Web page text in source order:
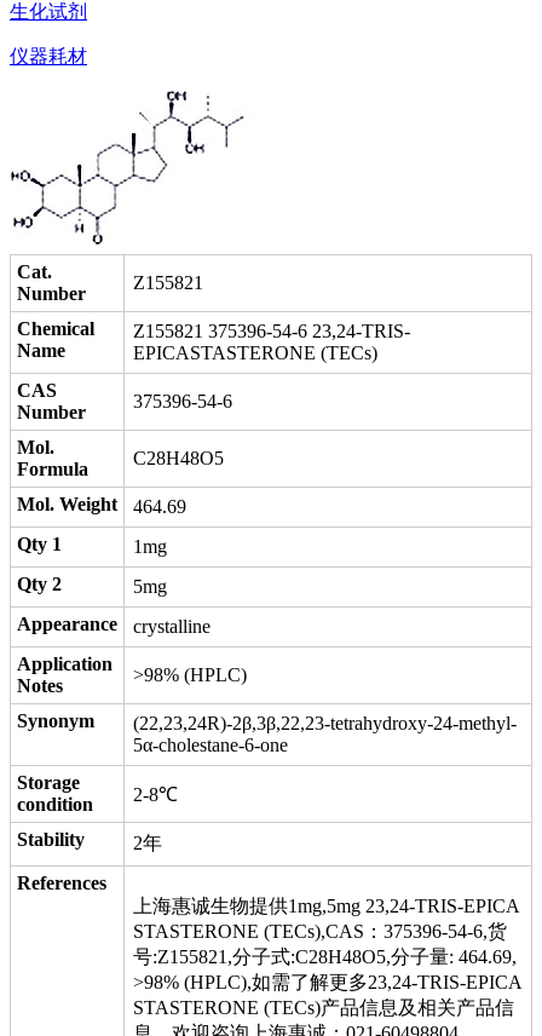
生化试剂
仪器耗材
Cat.
Number
Z155821
Chemical
Name
Z155821 375396-54-6 23,24-TRIS-
EPICASTASTERONE (TECs)
CAS
Number
375396-54-6
Mol.
Formula
C28H48O5
Mol. Weight
464.69
Qty 1
1mg
Qty 2
5mg
Appearance
crystalline
Application
Notes
>98% (HPLC)
Synonym
(22,23,24R)-2β,3β,22,23-tetrahydroxy-24-methyl-
5α-cholestane-6-one
Storage
condition
2-8℃
Stability
2年
References
上海惠诚生物提供1mg,5mg 23,24-TRIS-EPICA
STASTERONE (TECs),CAS：375396-54-6,货
号:Z155821,分子式:C28H48O5,分子量: 464.69,
>98% (HPLC),如需了解更多23,24-TRIS-EPICA
STASTERONE (TECs)产品信息及相关产品信